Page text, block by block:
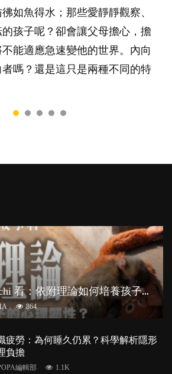
如魚得水；那些愛靜靜觀察、
孩子呢？卻會讓父母擔心，擔
能適應急速變他的世界。內向
嗎？還是這只是兩種不同的特
不如我們想像的簡單，卻也不
。一起來認識婚姻的真相！...
的相關短片。 這段路讓我們
說，解開語言學習的迷思～...
，不能兼得？...
從
小獼猴Panchi 看：依附理論如何培養孩子心理韌性？
864
疲勞：為何睡久仍累？科學解析隱形
負擔
編輯部 1.1K